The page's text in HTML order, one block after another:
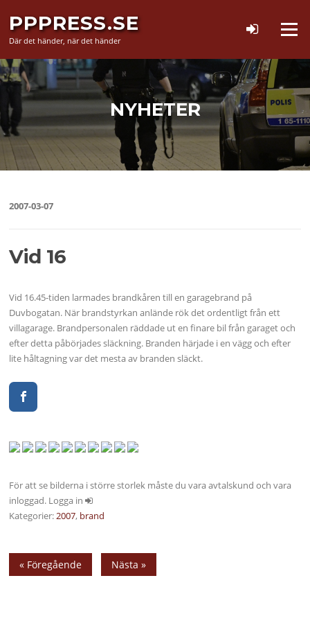
innehåll
PPPRESS.SE
Där det händer, när det händer
Meny
NYHETER
2007-03-07
Vid 16
Vid 16.45-tiden larmades brandkåren till en garagebrand på
Duvbogatan. När brandstyrkan anlände rök det ordentligt från ett
villagarage. Brandpersonalen räddade ut en finare bil från garaget och
efter detta påbörjades släckning. Branden härjade i en vägg och efter
lite håltagning var det mesta av branden släckt.
För att se bilderna i större storlek måste du vara avtalskund och vara
inloggad. Logga in
Kategorier:2007, brand
« Föregående Nästa »